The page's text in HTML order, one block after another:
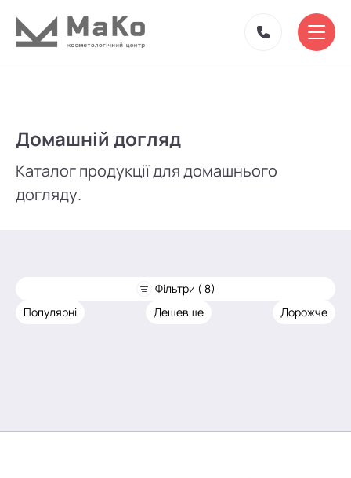
Домашній догляд
Каталог продукції для домашнього
догляду.
Фільтри ( 8)
Популярні
Дешевше Дорожче